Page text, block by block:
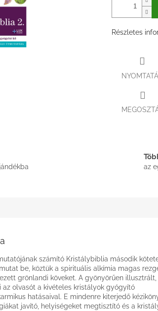
Részletes
az
számító Kristálybiblia második
be, köztük a spirituális alkímia magas
grönlandi köveket. A gyönyörűen illusztrált,
olvasót a kivételes kristályok gyógyító
hatásaival. E mindenre kiterjedő
javító, helyiségeket megtisztító és a